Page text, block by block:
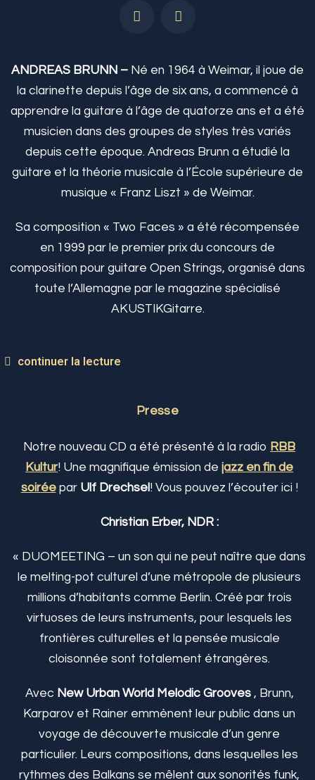
ANDREAS BRUNN – Né en 1964 à Weimar, il joue de
la clarinette depuis l’âge de six ans, a commencé à
apprendre la guitare à l’âge de quatorze ans et a été
musicien dans des groupes de styles très variés
depuis cette époque. Andreas Brunn a étudié la
guitare et la théorie musicale à l’École supérieure de
musique « Franz Liszt » de Weimar.
Sa composition « Two Faces » a été récompensée
en 1999 par le premier prix du concours de
composition pour guitare Open Strings, organisé dans
toute l’Allemagne par le magazine spécialisé
AKUSTIKGitarre.
continuer la lecture
Presse
Notre nouveau CD a été présenté à la radio RBB
Kultur! Une magnifique émission dejazz en fin de
soiréepar Ulf Drechsel ! Vous pouvez l’écouter ici !
Christian Erber, NDR :
« DUOMEETING – un son qui ne peut naître que dans
le melting-pot culturel d’une métropole de plusieurs
millions d’habitants comme Berlin. Créé par trois
virtuoses de leurs instruments, pour lesquels les
frontières culturelles et la pensée musicale
cloisonnée sont totalement étrangères.
Avec New Urban World Melodic Grooves , Brunn,
Karparov et Rainer emmènent leur public dans un
voyage de découverte musicale d’un genre
particulier. Leurs compositions, dans lesquelles les
rythmes des Balkans se mêlent aux sonorités funk,